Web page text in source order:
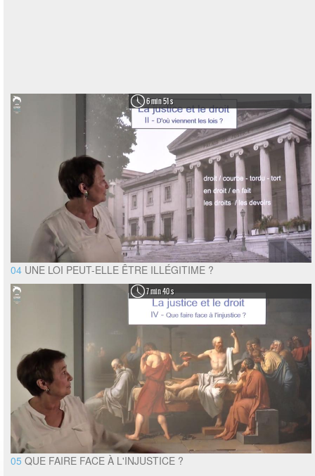
6 min 51 s
04 UNE LOI PEUT-ELLE ÊTRE ILLÉGITIME ?
7 min 40 s
05 QUE FAIRE FACE À L'INJUSTICE ?